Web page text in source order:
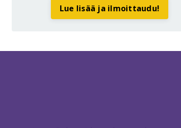
Lue lisää ja ilmoittaudu!